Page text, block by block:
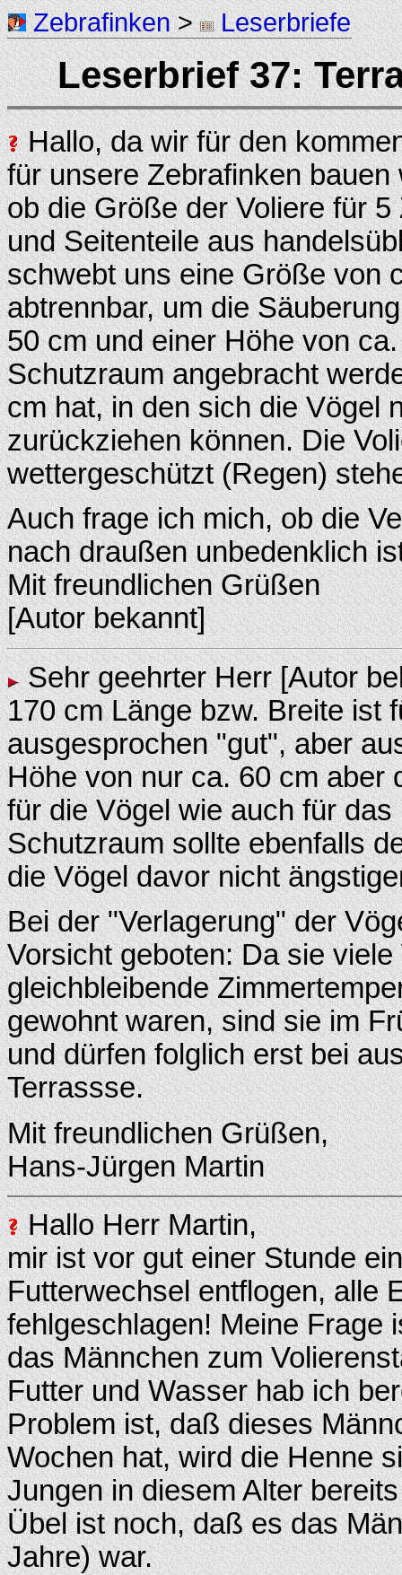
Zebrafinken > Leserbriefe
Leserbrief 37:
Hallo, da wir für den
für unsere Zebrafinken
ob die Größe der Voliere für
und Seitenteile aus
schwebt uns eine Größe von
abtrennbar, um die
50 cm und einer Höhe von
Schutzraum angebracht
cm hat, in den sich die Vögel
zurückziehen können. Die
wettergeschützt (Regen)
Auch frage ich mich, ob die
nach draußen unbedenklich
Mit freundlichen Grüßen
[Autor bekannt]
Sehr geehrter Herr [Autor
170 cm Länge bzw. Breite ist
ausgesprochen "gut", aber
Höhe von nur ca. 60 cm aber
für die Vögel wie auch für
Schutzraum sollte ebenfalls
die Vögel davor nicht
Bei der "Verlagerung" der
Vorsicht geboten: Da sie
gleichbleibende
gewohnt waren, sind sie im
und dürfen folglich erst bei
Terrassse.
Mit freundlichen Grüßen,
Hans-Jürgen Martin
Hallo Herr Martin,
mir ist vor gut einer Stunde
Futterwechsel entflogen, alle
fehlgeschlagen! Meine Frage
das Männchen zum
Futter und Wasser hab ich
Problem ist, daß dieses
Wochen hat, wird die Henne
Jungen in diesem Alter
Übel ist noch, daß es das
Jahre) war.